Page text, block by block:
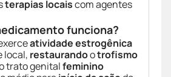
terapias locaiscom agentes
funciona?
atividade estrogênica
local, restaurandootrofismo
trato genitalfeminino